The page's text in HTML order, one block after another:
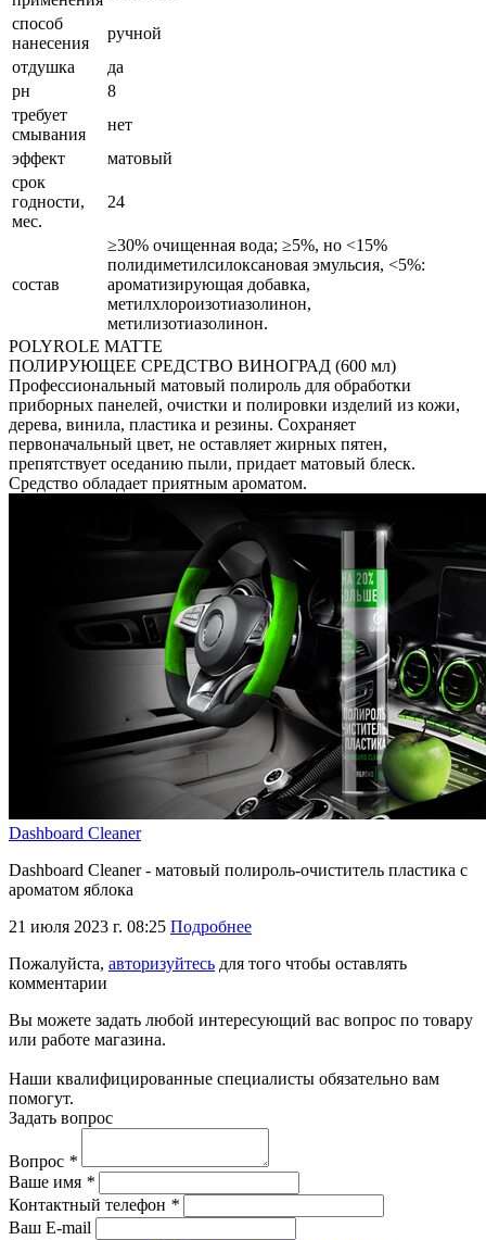
способ
нанесения
ручной
отдушка
да
рн
8
требует
смывания
нет
эффект
матовый
срок
годности,
мес.
24
состав
≥30% очищенная вода; ≥5%, но <15%
полидиметилсилоксановая эмульсия, <5%:
ароматизирующая добавка,
метилхлороизотиазолинон,
метилизотиазолинон.
POLYROLE MATTE
ПОЛИРУЮЩЕЕ СРЕДСТВО ВИНОГРАД (600 мл)
Профессиональный матовый полироль для обработки
приборных панелей, очистки и полировки изделий из кожи,
дерева, винила, пластика и резины. Сохраняет
первоначальный цвет, не оставляет жирных пятен,
препятствует оседанию пыли, придает матовый блеск.
Средство обладает приятным ароматом.
Dashboard Cleaner
Dashboard Cleaner - матовый полироль-очиститель пластика с
ароматом яблока
21 июля 2023 г. 08:25 Подробнее
Пожалуйста, авторизуйтесь для того чтобы оставлять
комментарии
Вы можете задать любой интересующий вас вопрос по товару
или работе магазина.
Наши квалифицированные специалисты обязательно вам
помогут.
Задать вопрос
Вопрос *
Ваше имя *
Контактный телефон *
Ваш E-mail